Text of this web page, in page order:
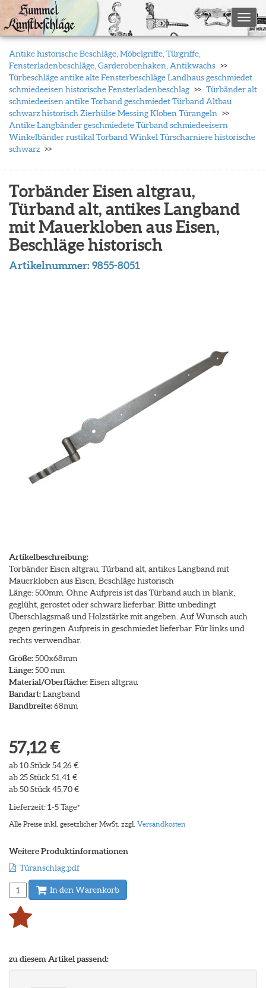
Antike historische Beschläge, Möbelgriffe, Türgriffe,
Fensterladenbeschläge, Garderobenhaken, Antikwachs
Türbeschläge antike alte Fensterbeschläge Landhaus geschmiedet
schmiedeeisen historische Fensterladenbeschlag
Türbänder alt
schmiedeeisen antike Torband geschmiedet Türband Altbau
schwarz historisch Zierhülse Messing Kloben Türangeln
Antike Langbänder geschmiedete Türband schmiedeeisern
Winkelbänder rustikal Torband Winkel Türscharniere historische
schwarz
Torbänder Eisen altgrau,
Türband alt, antikes Langband
mit Mauerkloben aus Eisen,
Beschläge historisch
Artikelnummer:9855-8051
Artikelbeschreibung:
Torbänder Eisen altgrau, Türband alt, antikes Langband mit
Mauerkloben aus Eisen, Beschläge historisch
Länge: 500mm. Ohne Aufpreis ist das Türband auch in blank,
geglüht, gerostet oder schwarz lieferbar. Bitte unbedingt
Überschlagsmaß und Holzstärke mit angeben. Auf Wunsch auch
gegen geringen Aufpreis in geschmiedet lieferbar. Für links und
rechts verwendbar.
Größe:500x68mm
Länge:500 mm
Material/Oberfläche:Eisen altgrau
Bandart:Langband
Bandbreite:68mm
57,12 €
ab 10 Stück 54,26 €
ab 25 Stück 51,41 €
ab 50 Stück 45,70 €
Lieferzeit: 1-5 Tage*
Alle Preise inkl. gesetzlicher MwSt. zzgl. Versandkosten
Weitere Produktinformationen
Türanschlag.pdf
In den Warenkorb
zu diesem Artikel passend: